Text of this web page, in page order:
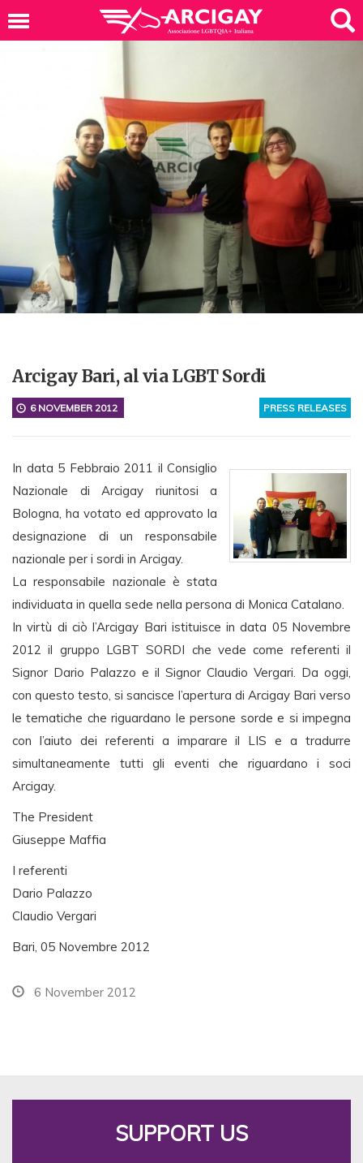
Arcigay Bari, al via LGBT Sordi
PRESS RELEASES
6 NOVEMBER 2012
In data 5 Febbraio 2011 il Consiglio
Nazionale di Arcigay riunitosi a
Bologna, ha votato ed approvato la
designazione di un responsabile
nazionale per i sordi in Arcigay.
La responsabile nazionale è stata
individuata in quella sede nella persona di Monica Catalano.
In virtù di ciò l’Arcigay Bari istituisce in data 05 Novembre
2012 il gruppo LGBT SORDI che vede come referenti il
Signor Dario Palazzo e il Signor Claudio Vergari. Da oggi,
con questo testo, si sancisce l’apertura di Arcigay Bari verso
le tematiche che riguardano le persone sorde e si impegna
con l’aiuto dei referenti a imparare il LIS e a tradurre
simultaneamente tutti gli eventi che riguardano i soci
Arcigay.
The President
Giuseppe Maffia
I referenti
Dario Palazzo
Claudio Vergari
Bari, 05 Novembre 2012
6 November 2012
SUPPORT US